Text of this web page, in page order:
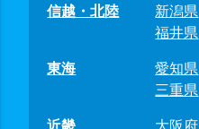
信越・北陸
新潟県
福井県
東海
愛知県
三重県
近畿
大阪府